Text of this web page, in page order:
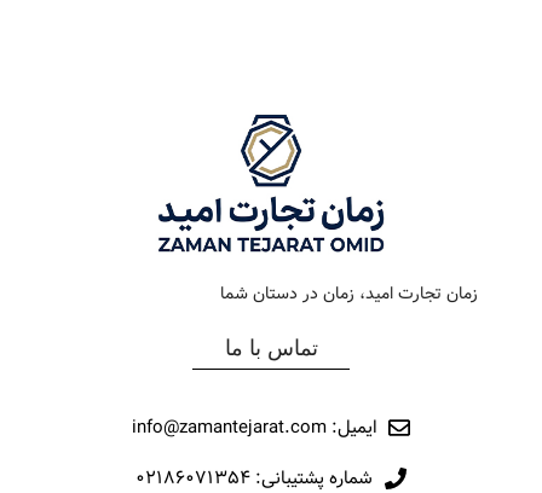
کرنوگراف
رفرانس 158
جنس بند
نوع ساعت
رفرانس
برند
زمان تجارت امید، زمان در دستان شما
تماس با ما
ایمیل: info@zamantejarat.com
شماره پشتیبانی: ۰۲۱۸۶۰۷۱۳۵۴